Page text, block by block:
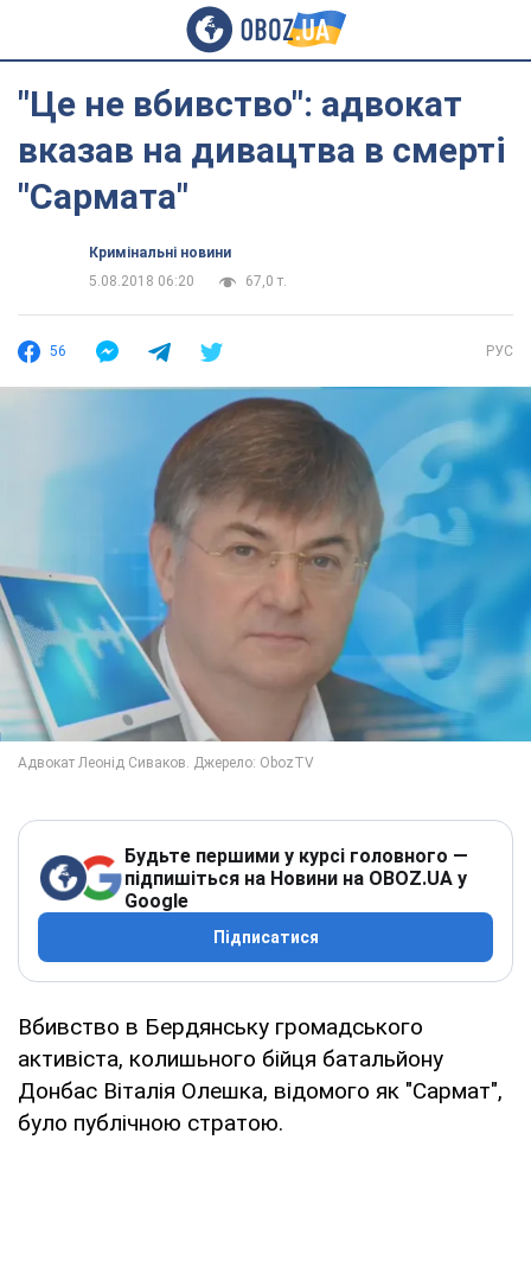
"Це не вбивство": адвокат
вказав на дивацтва в смерті
"Сармата"
Кримінальні новини
5.08.2018 06:20
67,0 т.
56 РУС
Будьте першими у курсі головного —
підпишіться на Новини на OBOZ.UA у
Google
Підписатися
Вбивство в Бердянську громадського
активіста, колишьного бійця батальйону
Донбас Віталія Олешка, відомого як "Сармат",
було публічною стратою.